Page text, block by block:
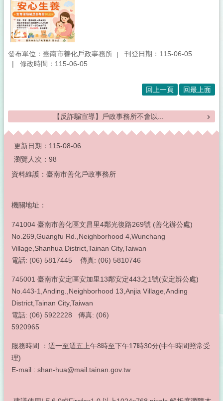
互
動
專
區
結
婚
區
政
專
區
性
主
流
化
區
政
資
料
公
開
專
常
見
問
發布單位：臺南市善化戶政事務所
刊登日期：115-06-05
修改時間：115-06-05
回上一頁 回最上面
【反詐騙宣導】戶政事務所不會以...
:::
更新日期： 115-08-06
瀏覽人次： 98
資料維護：臺南市善化戶政事務所
機關地址：
741004 臺南市善化區文昌里4鄰光復路269號 (善化辦公處)
No.269,Guangfu Rd.,Neighborhood 4,Wunchang
Village,Shanhua District,Tainan City,Taiwan
電話: (06) 5817445 傳真: (06) 5810746
745001 臺南市安定區安加里13鄰安定443之1號(安定辨公處)
No.443-1,Anding.,Neighborhood 13,Anjia Village,Anding
District,Tainan City,Taiwan
電話: (06) 5922228 傳真: (06)
5920965
服務時間 ：週一至週五上午8時至下午17時30分(中午時間照常受
理)
E-mail : shan-hua@mail.tainan.gov.tw